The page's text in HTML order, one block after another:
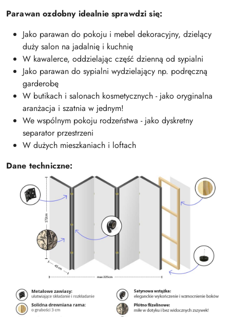
Parawan ozdobny idealnie sprawdzi się:
Jako parawan do pokoju i mebel dekoracyjny, dzielący
duży salon na jadalnię i kuchnię
W kawalerce, oddzielając część dzienną od sypialni
Jako parawan do sypialni wydzielający np. podręczną
garderobę
W butikach i salonach kosmetycznych - jako oryginalna
aranżacja i szatnia w jednym!
We wspólnym pokoju rodzeństwa - jako dyskretny
separator przestrzeni
W dużych mieszkaniach i loftach
Dane techniczne: